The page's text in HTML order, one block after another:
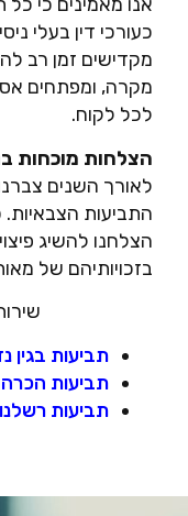
כעורכי דין בעלי
מקדישים זמן רב
מקרה, ומפתחים
לכל לקוח.
הצלחות מוכחות
לאורך השנים
התביעות הצבאיות.
הצלחנו להשיג
בזכויותיהם של
תביעות בגין
תביעות הכרה
תביעות